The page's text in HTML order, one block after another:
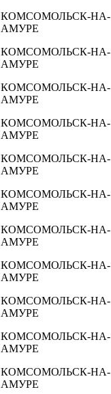
КОМСОМОЛЬСК-НА-
АМУРЕ
КОМСОМОЛЬСК-НА-
АМУРЕ
КОМСОМОЛЬСК-НА-
АМУРЕ
КОМСОМОЛЬСК-НА-
АМУРЕ
КОМСОМОЛЬСК-НА-
АМУРЕ
КОМСОМОЛЬСК-НА-
АМУРЕ
КОМСОМОЛЬСК-НА-
АМУРЕ
КОМСОМОЛЬСК-НА-
АМУРЕ
КОМСОМОЛЬСК-НА-
АМУРЕ
КОМСОМОЛЬСК-НА-
АМУРЕ
КОМСОМОЛЬСК-НА-
АМУРЕ